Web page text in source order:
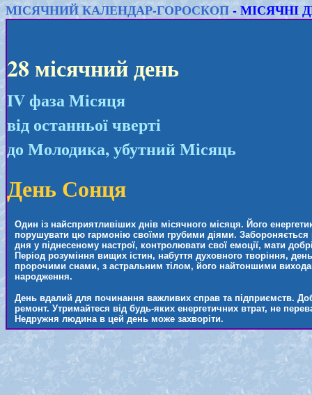
МІСЯЧНИЙ КАЛЕНДАР-ГОРОСКОП- МІСЯЧНІ
28 місячний день
IV фаза Місяця
від останньої чверті
до Молодика, убутний Місяць
День Сонця
Один із найсприятливіших днів місячного місяця. Його
порушувати цю гармонію своїми грубими діями.
дня у піднесеному настрої, контролювати свої емоції, мати
Період розуміння вищих істин, набуття духовного творіння,
пророчими снами, з астральним тілом, його найтоншими
народження.
День вдалий для починання важливих справ та підприємств.
ремонт. Утримайтеся від будь-яких енергетичних втрат, не
Недружня людина в цей день може захворіти.